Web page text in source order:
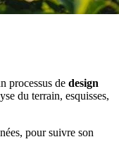
processus de design
du terrain, esquisses,
pour suivre son